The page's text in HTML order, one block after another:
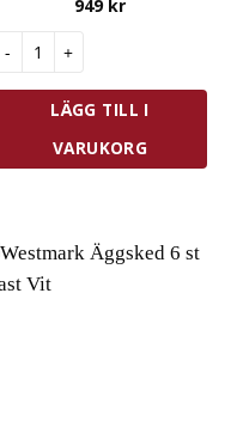
949 kr
Tamahagane Diamantbryne
LÄGG TILL I
VARUKORG